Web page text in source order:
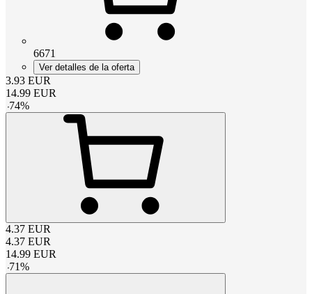
6671
Ver detalles de la oferta
3.93 EUR
14.99 EUR
-74%
4.37 EUR
4.37 EUR
14.99 EUR
-71%